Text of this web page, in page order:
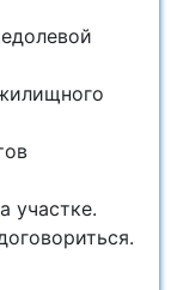
участке.